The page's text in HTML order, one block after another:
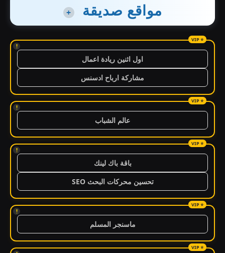
مواقع صديقة +
!
اول اثنين ريادة اعمال
مشاركة ارباح ادسنس
!
عالم الشباب
!
باقة باك لينك
تحسين محركات البحث SEO
!
ماسنجر المسلم